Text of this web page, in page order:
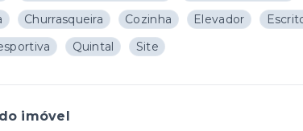
Churrasqueira Cozinha Elevador
Quintal Site
imóvel